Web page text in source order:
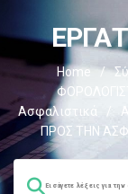
Home /
Ασφαλιστικά
/
ΠΡΟΣ ΤΗΝ